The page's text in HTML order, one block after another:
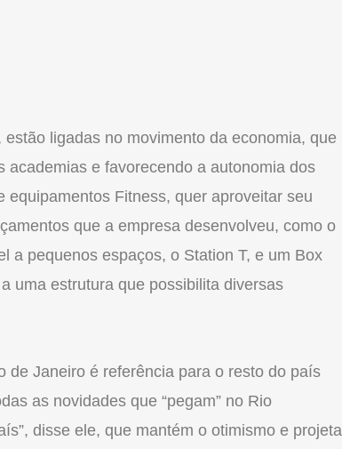
ligadas no movimento da economia, que
e favorecendo a autonomia dos
equipamentos Fitness, quer aproveitar seu
que a empresa desenvolveu, como o
a pequenos espaços, o Station T, e um Box
uma estrutura que possibilita diversas
de Janeiro é referência para o resto do país
as novidades que “pegam” no Rio
disse ele, que mantém o otimismo e projeta